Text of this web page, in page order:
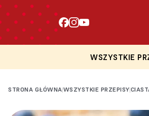
WSZYSTKIE
STRONA GŁÓWNA|WSZYSTKIE PRZEPISY|